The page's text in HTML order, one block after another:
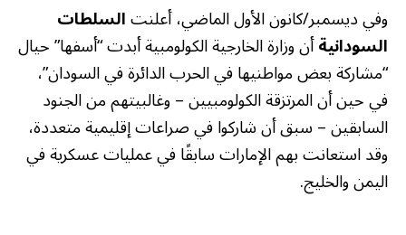
وفي ديسمبر/كانون الأول الماضي، أعلنتالسلطات
السودانيةأن وزارة الخارجية الكولومبية أبدت “أسفها” حيال
“مشاركة بعض مواطنيها في الحرب الدائرة في السودان”،
في حين أن المرتزقة الكولومبيين – وغالبيتهم من الجنود
السابقين – سبق أن شاركوا في صراعات إقليمية متعددة،
وقد استعانت بهم الإمارات سابقًا في عمليات عسكرية في
اليمن والخليج.